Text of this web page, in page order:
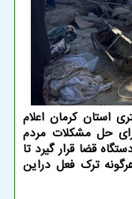
استان کرمان اعلام
حل مشکلات مردم
قضا قرار گیرد تا
ترک فعل دراین